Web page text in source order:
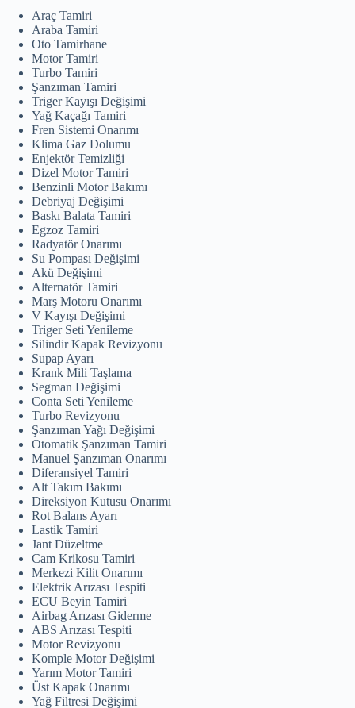
Araç Tamiri
Araba Tamiri
Oto Tamirhane
Motor Tamiri
Turbo Tamiri
Şanzıman Tamiri
Triger Kayışı Değişimi
Yağ Kaçağı Tamiri
Fren Sistemi Onarımı
Klima Gaz Dolumu
Enjektör Temizliği
Dizel Motor Tamiri
Benzinli Motor Bakımı
Debriyaj Değişimi
Baskı Balata Tamiri
Egzoz Tamiri
Radyatör Onarımı
Su Pompası Değişimi
Akü Değişimi
Alternatör Tamiri
Marş Motoru Onarımı
V Kayışı Değişimi
Triger Seti Yenileme
Silindir Kapak Revizyonu
Supap Ayarı
Krank Mili Taşlama
Segman Değişimi
Conta Seti Yenileme
Turbo Revizyonu
Şanzıman Yağı Değişimi
Otomatik Şanzıman Tamiri
Manuel Şanzıman Onarımı
Diferansiyel Tamiri
Alt Takım Bakımı
Direksiyon Kutusu Onarımı
Rot Balans Ayarı
Lastik Tamiri
Jant Düzeltme
Cam Krikosu Tamiri
Merkezi Kilit Onarımı
Elektrik Arızası Tespiti
ECU Beyin Tamiri
Airbag Arızası Giderme
ABS Arızası Tespiti
Motor Revizyonu
Komple Motor Değişimi
Yarım Motor Tamiri
Üst Kapak Onarımı
Yağ Filtresi Değişimi